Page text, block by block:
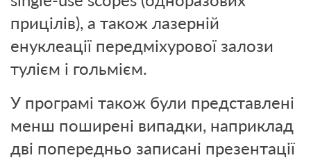
прицілів), а також лазерній
енуклеації передміхурової залози
тулієм і гольмієм.
У програмі також були представлені
менш поширені випадки, наприклад
дві попередньо записані презентації